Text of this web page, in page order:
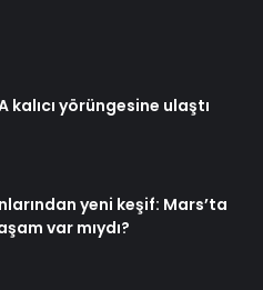
kalıcı yörüngesine ulaştı
yeni keşif: Mars’ta
var mıydı?